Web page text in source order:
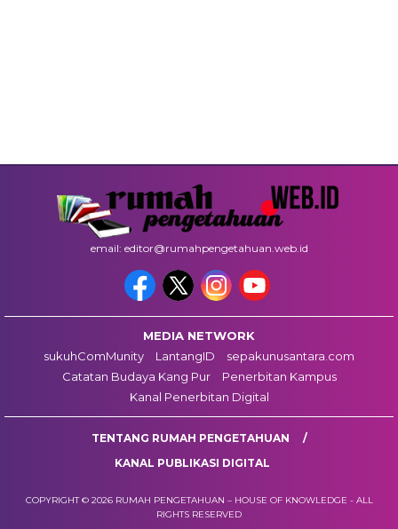
email: editor@rumahpengetahuan.web.id
MEDIA NETWORK
sukuhComMunity
LantangID
sepakunusantara.com
Catatan Budaya Kang Pur
Penerbitan Kampus
Kanal Penerbitan Digital
TENTANG RUMAH PENGETAHUAN
KANAL PUBLIKASI DIGITAL
COPYRIGHT © 2026 RUMAH PENGETAHUAN – HOUSE OF KNOWLEDGE - ALL
RIGHTS RESERVED